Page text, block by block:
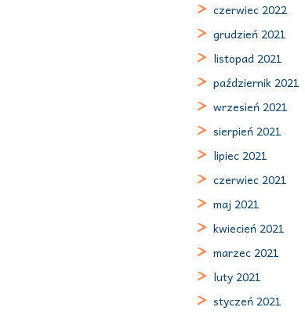
czerwiec 2022
grudzień 2021
listopad 2021
październik 2021
wrzesień 2021
sierpień 2021
lipiec 2021
czerwiec 2021
maj 2021
kwiecień 2021
marzec 2021
luty 2021
styczeń 2021